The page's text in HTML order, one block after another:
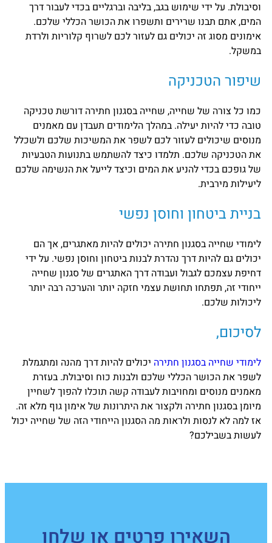
וסיבולת. על ידי שימוש בגב, בליבה וברגליים בכדי לעבור דרך
המים, אתם תבנו שרירים ותשפרו את הכושר הכללי שלכם.
אימונים מסוג זה יכולים גם לעזור לכם לשרוף קלוריות ולרדת
במשקל.
שיפור הטכניקה
כמו כל צורה של שחייה, שחייה בסגנון חתירה דורשת טכניקה
טובה כדי להיות יעילה. במהלך הלימודים תעבדן עם מאמנים
מנוסים שיכולים לעזור לכם לשפר את המשיכות שלכם ולשכלל
את הטכניקה שלכם. תלמדו כיצד להשתמש בתנועות הטבעיות
של גופכם בכדי להניע את המים וכיצד לייעל את הנשימה שלכם
ליעילות מירבית.
בניית ביטחון וחוסן נפשי
לימודי שחייה בסגנון חתירה יכולים להיות מאתגרים, אך הם
יכולים גם להיות דרך נהדרת לבנות ביטחון וחוסן נפשי. על ידי
דחיפת עצמכם לגבול ועבודה דרך האתגרים של סגנון שחייה
ייחודי זה, תפתחו תחושת עצמי חזקה יותר והערכה רבה יותר
ליכולות שלכם.
לסיכום,
לימודי שחייה בסגנון חתירה יכולים להיות דרך מהנה ומתגמלת
לשפר את הכושר הכללי שלכם ולבנות כוח וסיבולת. בעזרת
מאמנים מנוסים ומחויבות לעבודה קשה תוכלו להפוך לשחיין
מיומן בסגנון חתירה ולקצור את היתרונות של אימון גוף מלא זה.
אז למה לא לנסות ולראות מה הסגנון הייחודי הזה של שחייה יכול
לעשות בשבילכם?
השאירו פרטים או שלחו